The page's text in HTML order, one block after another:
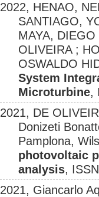
2022, HENAO,
SANTIAGO,
MAYA,
OLIVEIRA ;
OSWALDO
System
Microturbine,
2021, DE
Donizeti
Pamplona,
photovoltaic
analysis,
2021, Giancarlo